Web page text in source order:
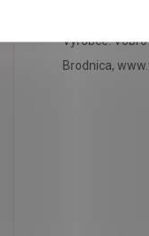
Výrobce: Vobro
Brodnica,